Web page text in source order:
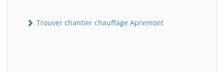
Trouver chantier chauffage Apremont